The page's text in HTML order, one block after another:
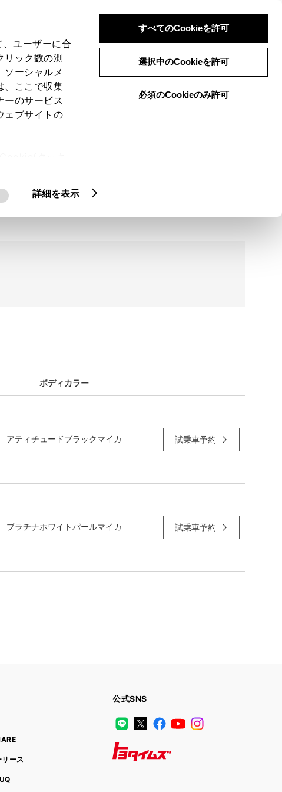
ユーザーに合
リック数の測
ソーシャルメ
、ここで収集
ーのサービス
ェブサイトの
詳細を表示
すべてのCookieを許可
選択中のCookieを許可
必須のCookieのみ許可
ログイン 検索 メニュー
ボディカラー
アティチュードブラックマイカ 試乗車予約
プラチナホワイトパールマイカ 試乗車予約
ース
公式SNS
LINE
X FacebookYouTube